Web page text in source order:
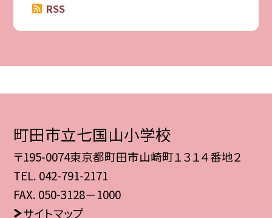
RSS
町田市立七国山小学校
〒195-0074東京都町田市山崎町１３１４番地２
TEL. 042-791-2171
FAX. 050-3128－1000
サイトマップ